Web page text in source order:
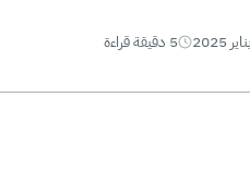
5 دقيقة قراءة